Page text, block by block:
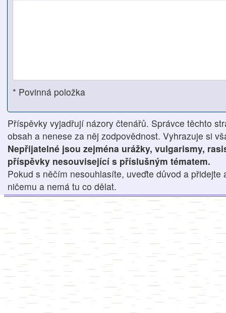
* Povinná položka
Příspěvky vyjadřují názory čtenářů. Správce těchto
obsah a nenese za něj zodpovědnost. Vyhrazuje si
Nepřijatelné jsou zejména urážky, vulgarismy,
příspěvky nesouvisející s příslušným tématem.
Pokud s něčím nesouhlasíte, uveďte důvod a přidejte
ničemu a nemá tu co dělat.